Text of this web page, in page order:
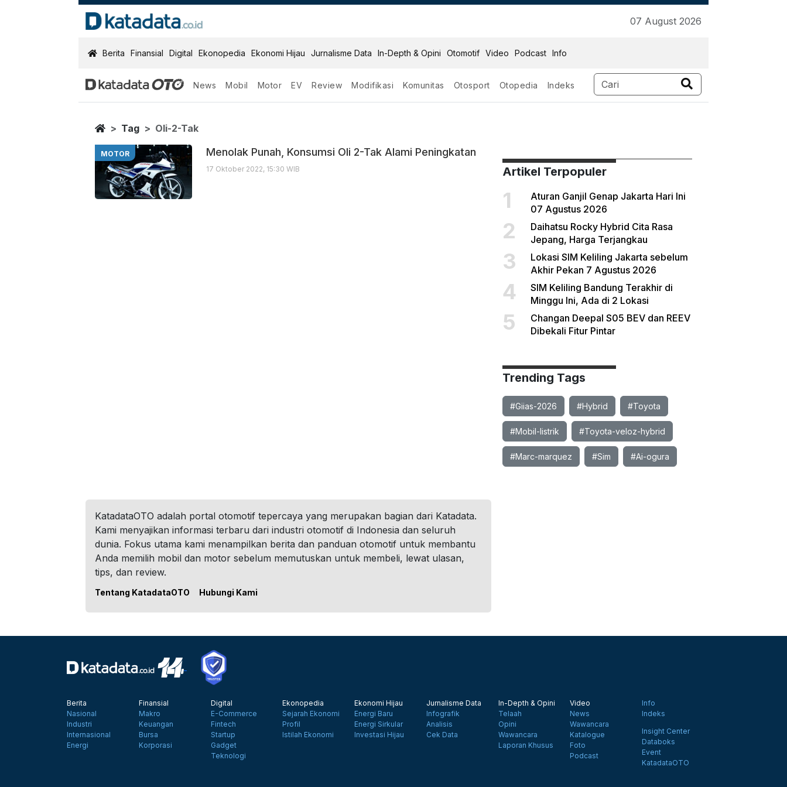
07 August 2026
KatadataOTO
Berita Finansial Digital Ekonopedia Ekonomi Hijau Jurnalisme Data In-Depth & Opini Otomotif Video Podcast Info
News Mobil Motor EV Review Modifikasi Komunitas Otosport Otopedia Indeks
Oli 2 Tak
Berita Terbaru
Home
Tag Oli-2-Tak
MOTOR Menolak Punah, Konsumsi Oli 2-Tak Alami Peningkatan
17 Oktober 2022, 15:30 WIB Artikel Terpopuler
1
Aturan Ganjil Genap Jakarta Hari Ini
07 Agustus 2026
2
Daihatsu Rocky Hybrid Cita Rasa
Jepang, Harga Terjangkau
3
Lokasi SIM Keliling Jakarta sebelum
Akhir Pekan 7 Agustus 2026
4
SIM Keliling Bandung Terakhir di
Minggu Ini, Ada di 2 Lokasi
5
Changan Deepal S05 BEV dan REEV
Dibekali Fitur Pintar
Trending Tags
#Giias-2026 #Hybrid #Toyota
#Mobil-listrik #Toyota-veloz-hybrid
#Marc-marquez #Sim #Ai-ogura
KatadataOTO adalah portal otomotif tepercaya yang merupakan bagian dari Katadata.
Kami menyajikan informasi terbaru dari industri otomotif di Indonesia dan seluruh
dunia. Fokus utama kami menampilkan berita dan panduan otomotif untuk membantu
Anda memilih mobil dan motor sebelum memutuskan untuk membeli, lewat ulasan,
tips, dan review.
Tentang KatadataOTO Hubungi Kami
Berita
Nasional
Industri
Internasional
Energi
Finansial
Makro
Keuangan
Bursa
Korporasi
Digital
E-Commerce
Fintech
Startup
Gadget
Teknologi
Ekonopedia
Sejarah Ekonomi
Profil
Istilah Ekonomi
Ekonomi Hijau
Energi Baru
Energi Sirkular
Investasi Hijau
Jurnalisme Data
Infografik
Analisis
Cek Data
In-Depth & Opini
Telaah
Opini
Wawancara
Laporan Khusus
Video
News
Wawancara
Katalogue
Foto
Podcast
Info
Indeks
Insight Center
Databoks
Event
KatadataOTO